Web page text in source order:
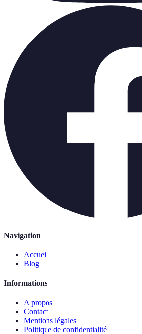
Navigation
Accueil
Blog
Informations
A propos
Contact
Mentions légales
Politique de confidentialité